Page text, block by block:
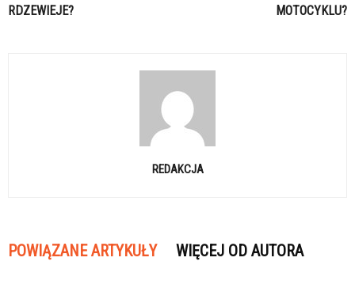
RDZEWIEJE?
MOTOCYKLU?
REDAKCJA
POWIĄZANE ARTYKUŁY WIĘCEJ OD AUTORA